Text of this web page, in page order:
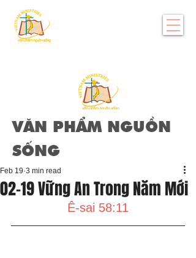
VĂN PHẨM NGUỒN
SỐNG
02-19 Vững An Trong Năm Mới
Feb 19 3 min read
Ê-sai 58:11